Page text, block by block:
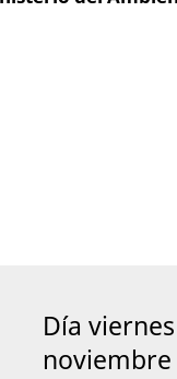
Día
noviembre